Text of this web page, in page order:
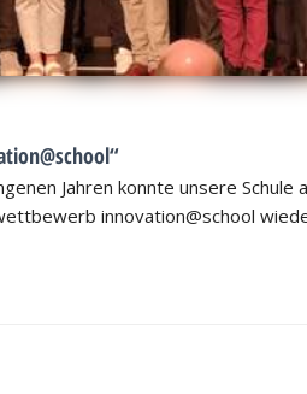
Jahren konnte unsere Schule
innovation@school